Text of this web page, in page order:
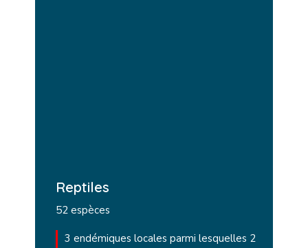
Reptiles
52 espèces
3 endémiques locales parmi lesquelles 2